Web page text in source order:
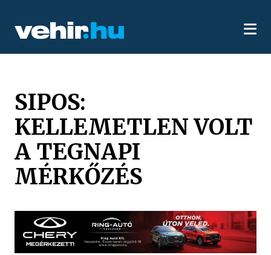
SIPOS:
KELLEMETLEN VOLT
A TEGNAPI
MÉRKŐZÉS